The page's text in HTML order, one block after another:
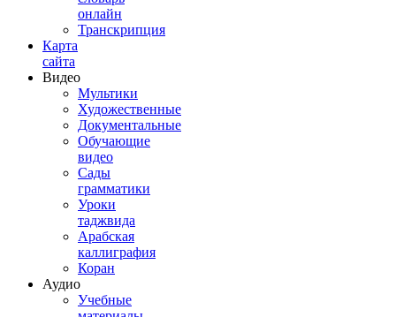
онлайн
Транскрипция
Карта
сайта
Видео
Мультики
Художественные
Документальные
Обучающие
видео
Сады
грамматики
Уроки
таджвида
Арабская
каллиграфия
Коран
Аудио
Учебные